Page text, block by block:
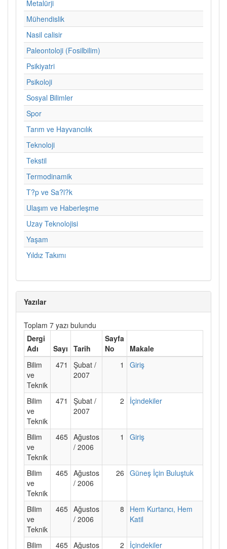
Metalürji
Mühendislik
Nasil calisir
Paleontoloji (Fosilbilim)
Psikiyatri
Psikoloji
Sosyal Bilimler
Spor
Tarım ve Hayvancılık
Teknoloji
Tekstil
Termodinamik
T?p ve Sa?l?k
Ulaşım ve Haberleşme
Uzay Teknolojisi
Yaşam
Yıldız Takımı
Yazılar
Toplam 7 yazı bulundu
Dergi
Adı
Sayı Tarih
Sayfa
No
Makale
Bilim
ve
Teknik
471
Şubat /
2007
1 Giriş
Bilim
ve
Teknik
471
Şubat /
2007
2 İçindekiler
Bilim
ve
Teknik
465 Ağustos
/ 2006
1 Giriş
Bilim
ve
Teknik
465 Ağustos
/ 2006
26 Güneş İçin Buluştuk
Bilim
ve
Teknik
465 Ağustos
/ 2006
8
Hem Kurtarıcı, Hem
Katil
Bilim 465 Ağustos 2 İçindekiler